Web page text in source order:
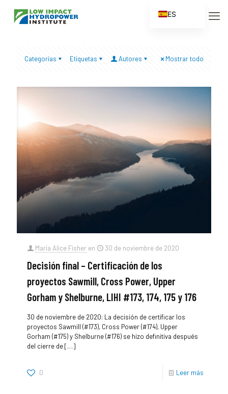
Categorías Etiquetas Autores Mostrar todo
María Alice Fisher en 30 de noviembre de 2020
Decisión final – Certificación de los
proyectos Sawmill, Cross Power, Upper
Gorham y Shelburne, LIHI #173, 174, 175 y 176
30 de noviembre de 2020: La decisión de certificar los
proyectos Sawmill (#173), Cross Power (#174), Upper
Gorham (#175) y Shelburne (#176) se hizo definitiva después
del cierre de[…]
0 Leer más
ES